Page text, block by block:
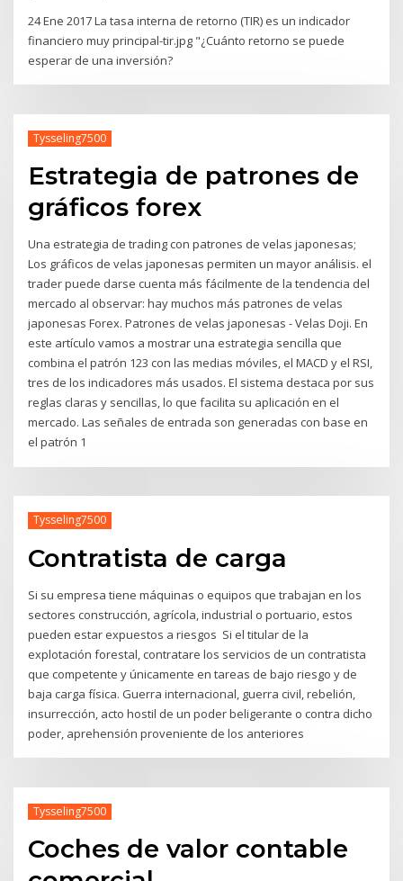
24 Ene 2017 La tasa interna de retorno (TIR) es un indicador
financiero muy principal-tir.jpg "¿Cuánto retorno se puede
esperar de una inversión?
Tysseling7500
Estrategia de patrones de
gráficos forex
Una estrategia de trading con patrones de velas japonesas;
Los gráficos de velas japonesas permiten un mayor análisis. el
trader puede darse cuenta más fácilmente de la tendencia del
mercado al observar: hay muchos más patrones de velas
japonesas Forex. Patrones de velas japonesas - Velas Doji. En
este artículo vamos a mostrar una estrategia sencilla que
combina el patrón 123 con las medias móviles, el MACD y el RSI,
tres de los indicadores más usados. El sistema destaca por sus
reglas claras y sencillas, lo que facilita su aplicación en el
mercado. Las señales de entrada son generadas con base en
el patrón 1
Tysseling7500
Contratista de carga
Si su empresa tiene máquinas o equipos que trabaja​​n en los
sectores construcción, agrícola, industrial o portuario, ​estos
pueden estar expuestos a riesgos Si el titular de la
explotación forestal, contratare los servicios de un contratista
que competente y únicamente en tareas de bajo riesgo y de
baja carga física. Guerra internacional, guerra civil, rebelión,
insurrección, acto hostil de un poder beligerante o contra dicho
poder, aprehensión proveniente de los anteriores
Tysseling7500
Coches de valor contable